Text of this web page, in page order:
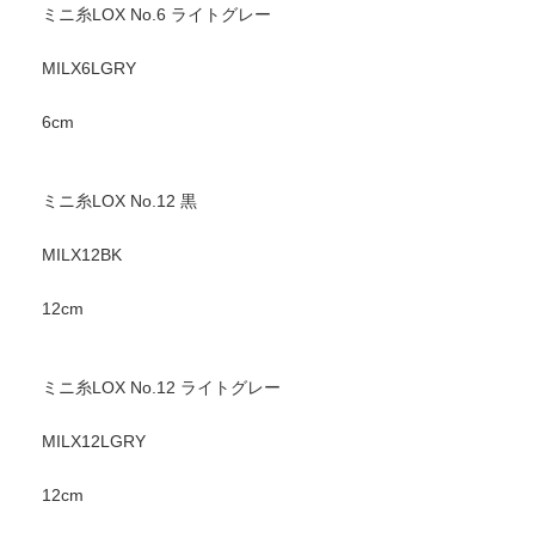
ミニ糸LOX No.6 ライトグレー
MILX6LGRY
6cm
ミニ糸LOX No.12 黒
MILX12BK
12cm
ミニ糸LOX No.12 ライトグレー
MILX12LGRY
12cm